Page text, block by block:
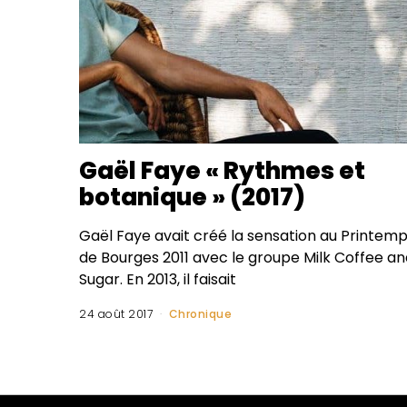
Gaël Faye « Rythmes et
botanique » (2017)
Gaël Faye avait créé la sensation au
de Bourges 2011 avec le groupe Milk Coffee
Sugar. En 2013, il faisait
24 août 2017 Chronique